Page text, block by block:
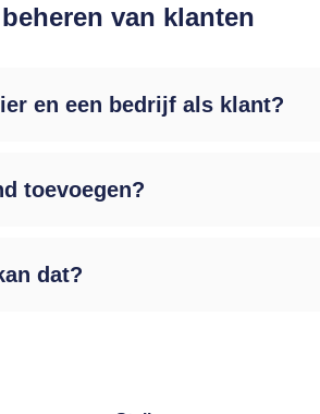
van klanten
en een bedrijf als klant?
toevoegen?
dat?